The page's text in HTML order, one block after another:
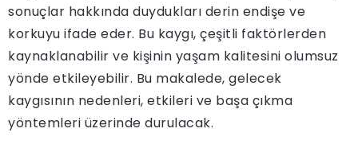
sonuçlar hakkında duydukları derin endişe ve
korkuyu ifade eder. Bu kaygı, çeşitli faktörlerden
kaynaklanabilir ve kişinin yaşam kalitesini olumsuz
yönde etkileyebilir. Bu makalede, gelecek
kaygısının nedenleri, etkileri ve başa çıkma
yöntemleri üzerinde durulacak.